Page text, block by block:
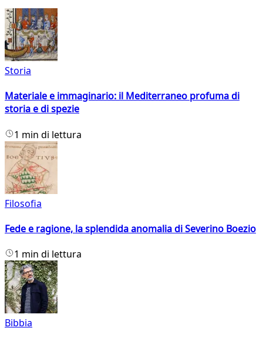
Storia
Materiale e immaginario: il Mediterraneo profuma di
storia e di spezie
1 min di lettura
Filosofia
Fede e ragione, la splendida anomalia di Severino Boezio
1 min di lettura
Bibbia